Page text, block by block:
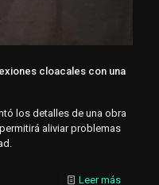
cloacales con una
los detalles de una obra
aliviar problemas
Leer más